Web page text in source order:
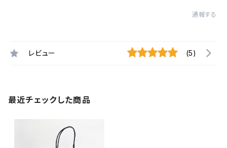
通報する
レビュー (5)
最近チェックした商品